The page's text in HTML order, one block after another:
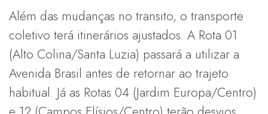
Além das mudanças no transito, o transporte
coletivo terá itinerários ajustados. A Rota 01
(Alto Colina/Santa Luzia) passará a utilizar a
Avenida Brasil antes de retornar ao trajeto
habitual. Já as Rotas 04 (Jardim Europa/Centro)